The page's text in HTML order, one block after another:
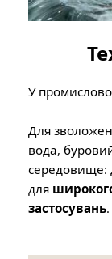
У
Для
вода,
середовище:
для
застосувань.